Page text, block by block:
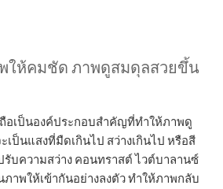
ให้คมชัด ภาพดูสมดุลสวยขึ้น
อเป็นองค์ประกอบสำคัญที่ทำให้ภาพดู
ป็นแสงที่มืดเกินไป สว่างเกินไป หรือสี
บความสว่าง คอนทราสต์ ไวต์บาลานซ์
ภาพให้เข้ากันอย่างลงตัว ทำให้ภาพกลับ